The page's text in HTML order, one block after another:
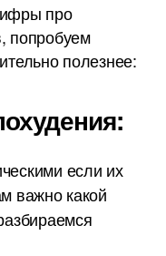
про
попробуем
полезнее:
если их
важно какой